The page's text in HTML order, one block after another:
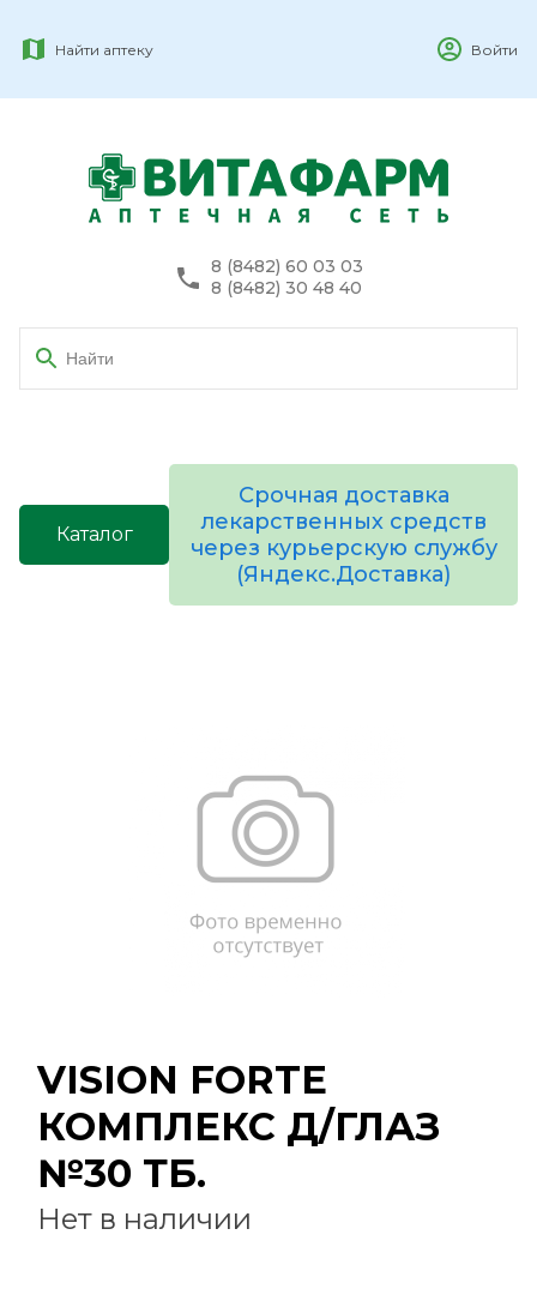
Найти аптеку Войти
8 (8482) 60 03 03
8 (8482) 30 48 40
Каталог
Срочная доставка
лекарственных средств
через курьерскую службу
(Яндекс.Доставка)
VISION FORTE
КОМПЛЕКС Д/ГЛАЗ
№30 ТБ.
Нет в наличии